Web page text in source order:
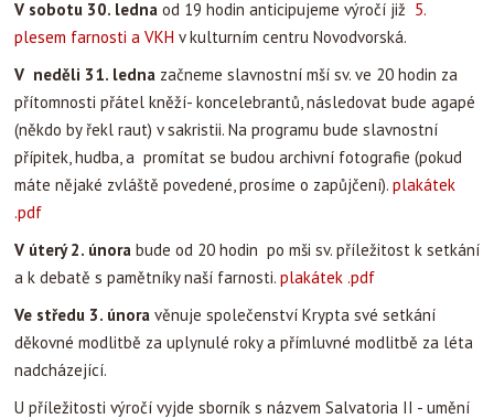
V sobotu 30. ledna od 19 hodin anticipujeme výročí již 5.
plesem farnosti a VKH v kulturním centru Novodvorská.
V neděli 31. ledna začneme slavnostní mší sv. ve 20 hodin za
přítomnosti přátel kněží- koncelebrantů, následovat bude agapé
(někdo by řekl raut) v sakristii. Na programu bude slavnostní
přípitek, hudba, a promítat se budou archivní fotografie (pokud
máte nějaké zvláště povedené, prosíme o zapůjčení). plakátek
.pdf
V úterý 2. února bude od 20 hodin po mši sv. příležitost k setkání
a k debatě s pamětníky naší farnosti. plakátek .pdf
Ve středu 3. února věnuje společenství Krypta své setkání
děkovné modlitbě za uplynulé roky a přímluvné modlitbě za léta
nadcházející.
U příležitosti výročí vyjde sborník s názvem Salvatoria II - umění